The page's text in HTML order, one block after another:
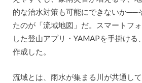
的な治水対策も可能にできないか──
たのが「流域地図」だ。スマートフ
した登山アプリ・YAMAPを手掛ける
作成した。
流域とは、雨水が集まる川が共通して